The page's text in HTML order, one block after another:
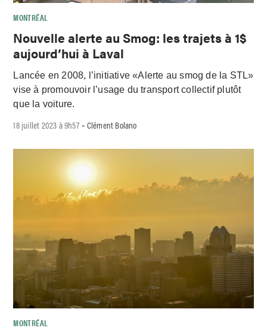
MONTRÉAL
Nouvelle alerte au Smog: les trajets à 1$
aujourd’hui à Laval
Lancée en 2008, l’initiative «Alerte au smog de la STL»
vise à promouvoir l’usage du transport collectif plutôt
que la voiture.
18 juillet 2023 à 9h57- Clément Bolano
MONTRÉAL